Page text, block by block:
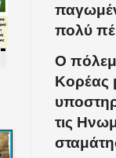
πολύ
Ο
Κορέας
τις